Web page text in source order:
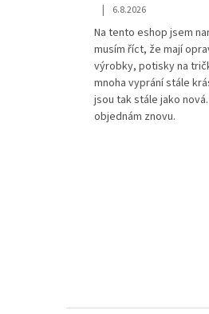
Hodnocení obchodu je
| 6.8.2026
Na tento eshop jsem
musím říct, že mají
výrobky, potisky na
mnoha vyprání stále
jsou tak stále jako
objednám znovu.